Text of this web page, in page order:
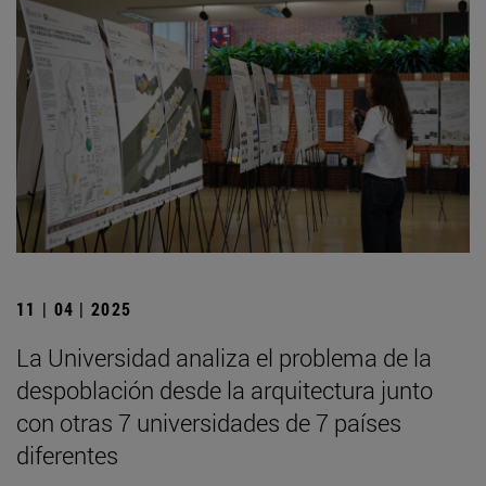
11 | 04 | 2025
La Universidad analiza el problema de la
despoblación desde la arquitectura junto
con otras 7 universidades de 7 países
diferentes